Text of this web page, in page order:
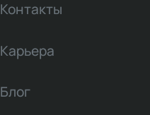
Контакты
Карьера
Блог